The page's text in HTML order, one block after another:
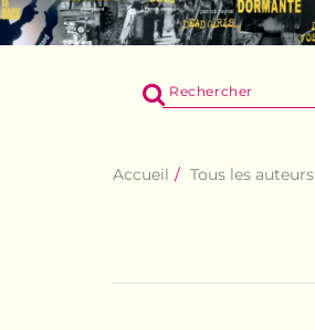
RECHERCHER
SUR
Accueil Tous les auteurs